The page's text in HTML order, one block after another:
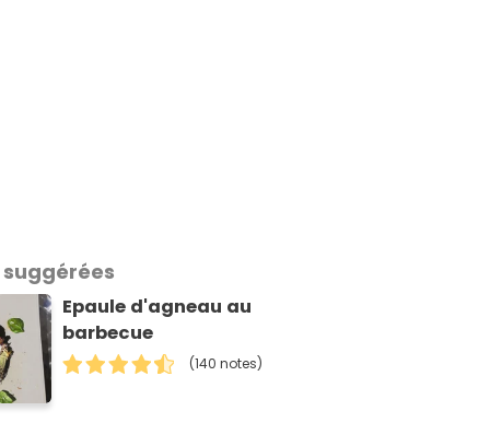
Epaule d'agneau au
barbecue
(140 notes)